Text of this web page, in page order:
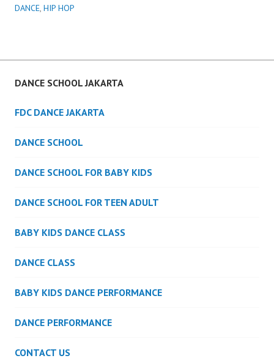
DANCE, HIP HOP
DANCE SCHOOL JAKARTA
FDC DANCE JAKARTA
DANCE SCHOOL
DANCE SCHOOL FOR BABY KIDS
DANCE SCHOOL FOR TEEN ADULT
BABY KIDS DANCE CLASS
DANCE CLASS
BABY KIDS DANCE PERFORMANCE
DANCE PERFORMANCE
CONTACT US